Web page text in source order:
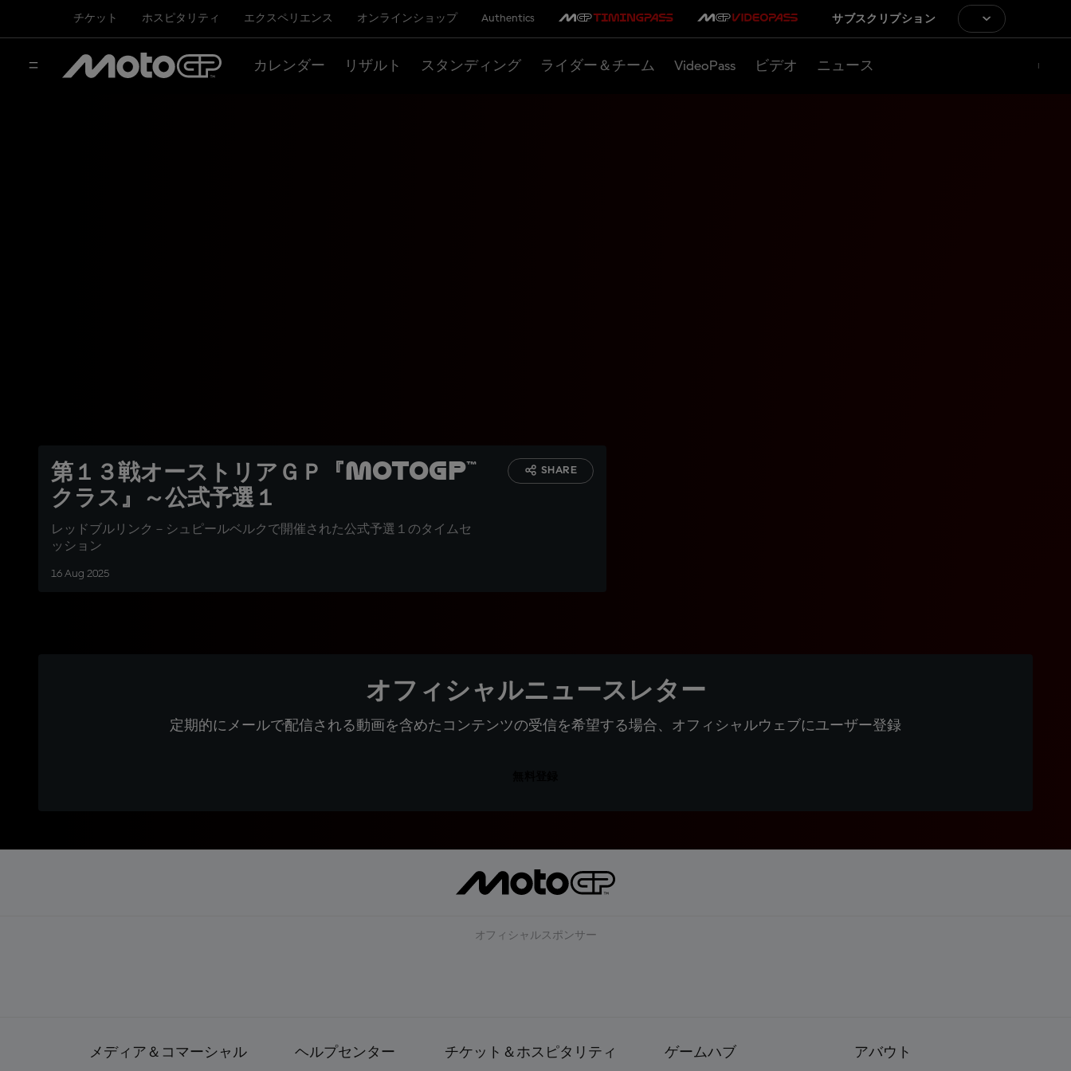
チケット ホスピタリティ エクスペリエンス オンラインショップ Authentics サブスクリプション
カレンダー リザルト スタンディング ライダー＆チーム VideoPass ビデオ ニュース
第１３戦オーストリアＧＰ『MotoGP™
クラス』～公式予選１
レッドブルリンク－シュピールベルクで開催された公式予選１のタイムセ
ッション
16 Aug 2025
SHARE
オフィシャルニュースレター
定期的にメールで配信される動画を含めたコンテンツの受信を希望する場合、オフィシャルウェブにユーザー登録
オフィシャルスポンサー
メディア＆コマーシャル ヘルプセンター チケット＆ホスピタリティ ゲームハブ アバウト